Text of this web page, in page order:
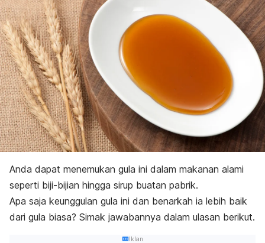
Anda dapat menemukan gula ini dalam makanan alami
seperti biji-bijian hingga sirup buatan pabrik.
Apa saja keunggulan gula ini dan benarkah ia lebih baik
dari gula biasa? Simak jawabannya dalam ulasan berikut.
Iklan